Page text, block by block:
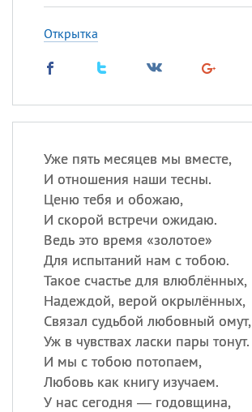
Открытка
Уже пять месяцев мы вместе,
И отношения наши тесны.
Ценю тебя и обожаю,
И скорой встречи ожидаю.
Ведь это время «золотое»
Для испытаний нам с тобою.
Такое счастье для влюблённых,
Надеждой, верой окрылённых,
Связал судьбой любовный омут,
Уж в чувствах ласки пары тонут.
И мы с тобою потопаем,
Любовь как книгу изучаем.
У нас сегодня — годовщина,